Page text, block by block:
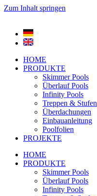
Zum Inhalt springen
HOME
PRODUKTE
Skimmer Pools
Überlauf Pools
Infinity Pools
Treppen & Stufen
Überdachungen
Einbauanleitung
Poolfolien
PROJEKTE
HOME
PRODUKTE
Skimmer Pools
Überlauf Pools
Infinity Pools